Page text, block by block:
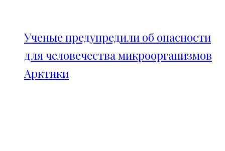
Ученые предупредили об опасности
для человечества микроорганизмов
Арктики